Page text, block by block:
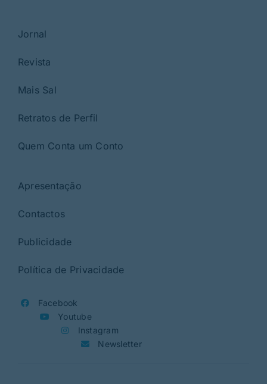
Jornal
Revista
Mais Sal
Retratos de Perfil
Quem Conta um Conto
Apresentação
Contactos
Publicidade
Política de Privacidade
Facebook
Youtube
Instagram
Newsletter